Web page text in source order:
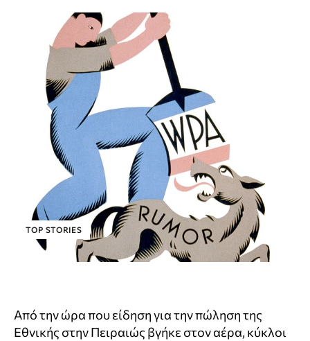
TOP STORIES
Από την ώρα που είδηση για την πώληση της
Εθνικής στην Πειραιώς βγήκε στον αέρα, κύκλοι